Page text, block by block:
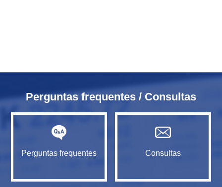
Perguntas frequentes / Consultas
Perguntas frequentes Consultas